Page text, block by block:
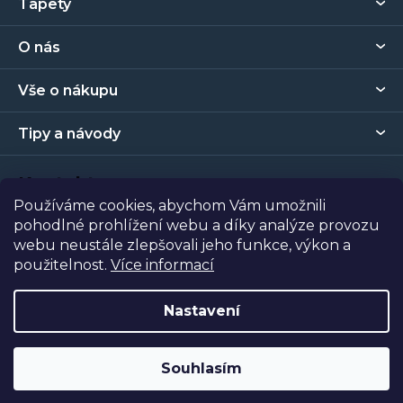
Používáme cookies, abychom Vám umožnili
pohodlné prohlížení webu a díky analýze provozu
webu neustále zlepšovali jeho funkce, výkon a
použitelnost. Více informací
Nastavení
Souhlasím
a
í
Tapety
O nás
Vše o nákupu
Tipy a návody
Kontakt
Prodejna
Vytvořil Shoptet| NakódovalShopcode
Copyright 2026Tapety Metro Florenc. Všechna práva
vyhrazena.
Odstoupit od smlouvy